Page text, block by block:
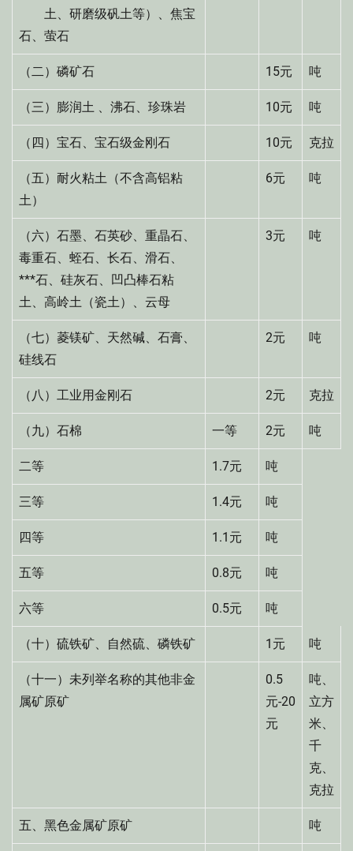
土、研磨级矾土等）、焦宝
石、萤石
（二）磷矿石 15元 吨
（三）膨润土 、沸石、珍珠岩 10元 吨
（四）宝石、宝石级金刚石 10元 克拉
（五）耐火粘土（不含高铝粘
土）
6元 吨
（六）石墨、石英砂、重晶石、
毒重石、蛭石、长石、滑石、
***石、硅灰石、凹凸棒石粘
土、高岭土（瓷土）、云母
3元 吨
（七）菱镁矿、天然碱、石膏、
硅线石
2元 吨
（八）工业用金刚石 2元 克拉
（九）石棉 一等 2元 吨
二等 1.7元 吨
三等 1.4元 吨
四等 1.1元 吨
五等 0.8元 吨
六等 0.5元 吨
（十）硫铁矿、自然硫、磷铁矿 1元 吨
（十一）未列举名称的其他非金
属矿原矿
0.5
元-20
元
吨、
立方
米、
千
克、
克拉
五、黑色金属矿原矿 吨